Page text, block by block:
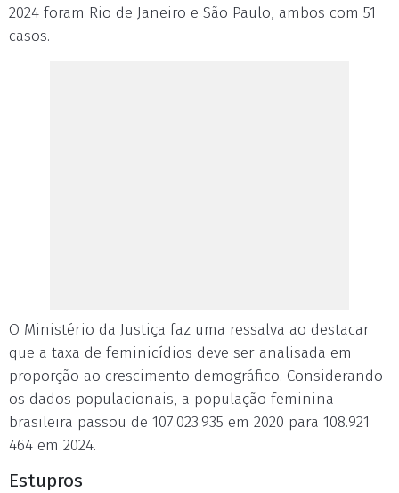
2024 foram Rio de Janeiro e São Paulo, ambos com 51
casos.
O Ministério da Justiça faz uma ressalva ao destacar
que a taxa de feminicídios deve ser analisada em
proporção ao crescimento demográfico. Considerando
os dados populacionais, a população feminina
brasileira passou de 107.023.935 em 2020 para 108.921
464 em 2024.
Estupros